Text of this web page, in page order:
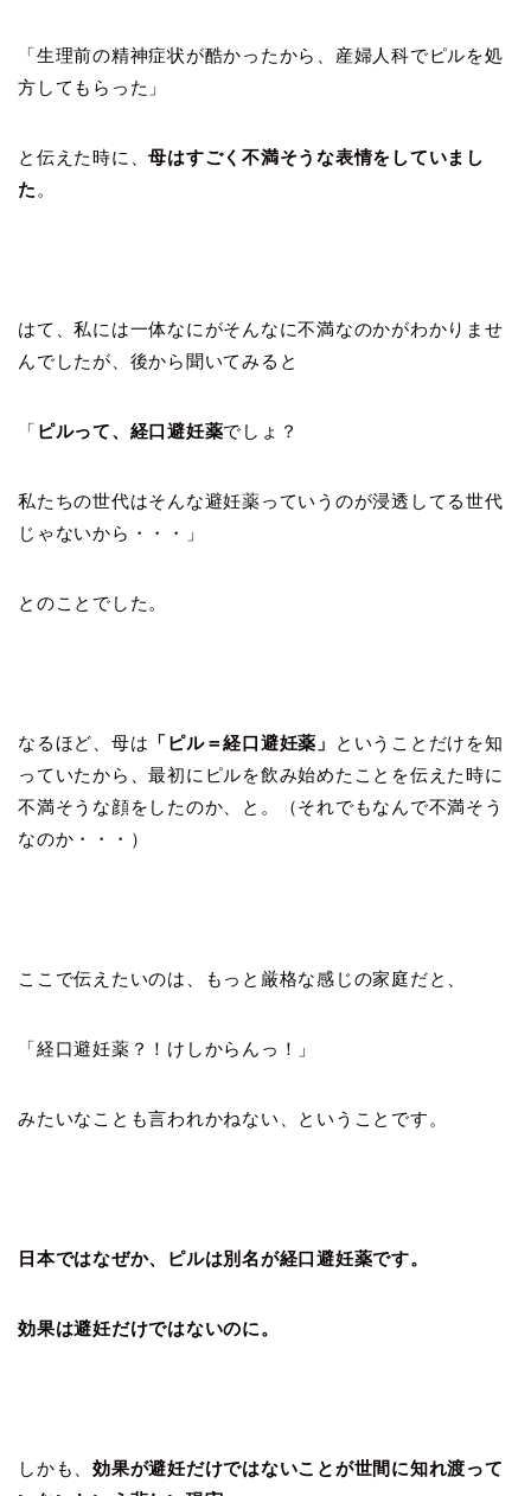
「生理前の精神症状が酷かったから、産婦人科でピルを処
方してもらった」
と伝えた時に、母はすごく不満そうな表情をしていまし
た 。
はて、私には一体なにがそんなに不満なのかがわかりませ
んでしたが、後から聞いてみると
「 ピルって、経口避妊薬でしょ？
私たちの世代はそんな避妊薬っていうのが浸透してる世代
じゃないから・・・」
とのことでした。
なるほど、母は 「ピル＝経口避妊薬」
ということだけを知
っていたから、最初にピルを飲み始めたことを伝えた時に
不満そうな顔をしたのか、と。（それでもなんで不満そう
なのか・・・）
ここで伝えたいのは、もっと厳格な感じの家庭だと、
「経口避妊薬？！けしからんっ！」
みたいなことも言われかねない、ということです。
日本ではなぜか、ピルは別名が経口避妊薬です。
効果は避妊だけではないのに。
しかも、効果が避妊だけではないことが世間に知れ渡って